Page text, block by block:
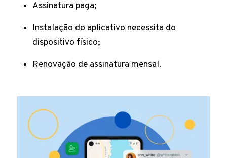
Assinatura paga;
Instalação do aplicativo necessita do
dispositivo físico;
Renovação de assinatura mensal.